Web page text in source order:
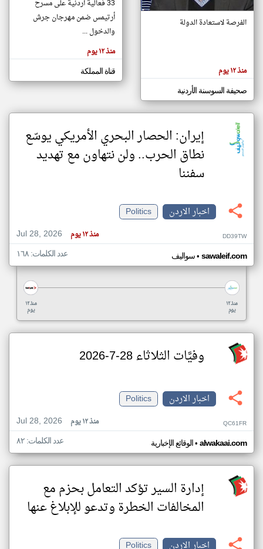
مصادر الأخبار من الاردن
اخبار الاردن على مدار الساعة
أهم اخبار الاردن العاجلة والمباشرة
الموجوده
هنا عن
وجهة
كاتبيها.
الفرصة لاستعادة الدولة
منذ ١٢ يوم
صحيفة السوسنة الأردنية
33 فعالية أردنية على مسرح
أرتيمس ضمن مهرجان جرش
والدخول ...
منذ ١٢ يوم
قناة المملكة
إيران: الحصار البحري الأمريكي يوسّع
نطاق الحرب.. ولن نتهاون مع تهديد
سفننا
اخبار الاردن
Politics
Jul 28, 2026
منذ ١٢ يوم DD39TW
سواليف• sawaleif.com عدد الكلمات: ١٦٨
منذ ١٢
يوم
منذ ١٢
يوم
وفيَّات الثلاثاء 28-7-2026
اخبار الاردن
Politics
Jul 28, 2026
منذ ١٢ يوم QC61FR
الوقائع الإخبارية• alwakaai.com عدد الكلمات: ٨٢
إدارة السير تؤكد التعامل بحزم مع
المخالفات الخطرة وتدعو للإبلاغ عنها
اخبار الاردن
Politics
klyoum.com